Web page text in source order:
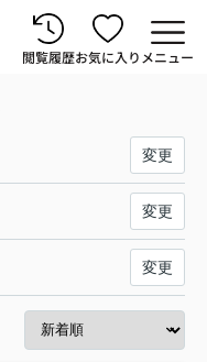
閲覧履歴お気に入り メニュー
変更
変更
変更